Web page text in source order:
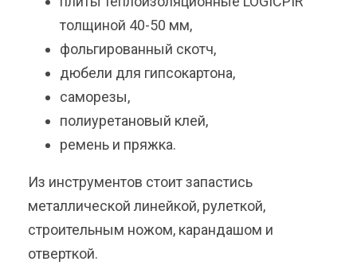
толщиной 40-50 мм,
фольгированный скотч,
дюбели для гипсокартона,
саморезы,
полиуретановый клей,
ремень и пряжка.
Из инструментов стоит запастись
металлической линейкой, рулеткой,
строительным ножом, карандашом и
отверткой.